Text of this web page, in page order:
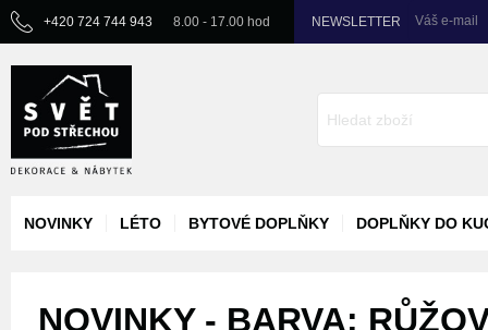
+420 724 744 943 8.00 - 17.00 hod NEWSLETTER Váš e-mail
NOVINKY LÉTO BYTOVÉ DOPLŇKY DOPLŇKY DO
NOVINKY - BARVA: